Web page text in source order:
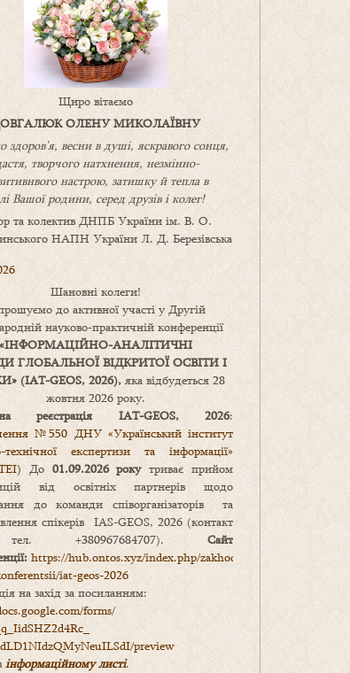
Щиро вітаємо
ОЛЕНУ МИКОЛАЇВНУ
здоров’я, весни в душі, яскравого сонця,
творчого натхнення, незмінно-
настрою, затишкуйтепла в
Вашоїродини, серед друзів і колег!
та колектив ДНПБ України ім. В. О.
НАПН України Л. Д. Березівська
Шановні колеги!
до активної участі у Другій
науково-практичній конференції
«ІНФОРМАЦІЙНО-АНАЛІТИЧНІ
ГЛОБАЛЬНОЇ ВІДКРИТОЇ ОСВІТИ І
» (IAT-GEOS, 2026), яка відбудеться 28
жовтня 2026 року.
реєстрація IAT-GEOS, 2026:
№550 ДНУ «Український інститут
технічної експертизи та інформації»
До 01.09.2026 рокутриває прийом
від освітніх партнерів щодо
до команди співорганізаторів та
спікерів IAS-GEOS, 2026 (контакт
+380967684707). Сайт
https://hub.ontos.xyz/index.php/zakhody-
iat-geos-2026
на захід за посиланням:
forms/
preview
інформаційному листі.